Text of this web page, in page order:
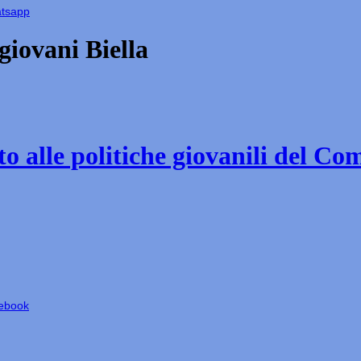
Biella
alle politiche giovanili del